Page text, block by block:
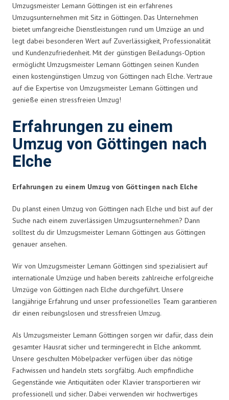
Umzugsmeister Lemann Göttingen ist ein erfahrenes
Umzugsunternehmen mit Sitz in Göttingen. Das Unternehmen
bietet umfangreiche Dienstleistungen rund um Umzüge an und
legt dabei besonderen Wert auf Zuverlässigkeit, Professionalität
und Kundenzufriedenheit. Mit der günstigen Beiladungs-Option
ermöglicht Umzugsmeister Lemann Göttingen seinen Kunden
einen kostengünstigen Umzug von Göttingen nach Elche. Vertraue
auf die Expertise von Umzugsmeister Lemann Göttingen und
genieße einen stressfreien Umzug!
Erfahrungen zu einem
Umzug von Göttingen nach
Elche
Erfahrungen zu einem Umzug von Göttingen nach Elche
Du planst einen Umzug von Göttingen nach Elche und bist auf der
Suche nach einem zuverlässigen Umzugsunternehmen? Dann
solltest du dir Umzugsmeister Lemann Göttingen aus Göttingen
genauer ansehen.
Wir von Umzugsmeister Lemann Göttingen sind spezialisiert auf
internationale Umzüge und haben bereits zahlreiche erfolgreiche
Umzüge von Göttingen nach Elche durchgeführt. Unsere
langjährige Erfahrung und unser professionelles Team garantieren
dir einen reibungslosen und stressfreien Umzug.
Als Umzugsmeister Lemann Göttingen sorgen wir dafür, dass dein
gesamter Hausrat sicher und termingerecht in Elche ankommt.
Unsere geschulten Möbelpacker verfügen über das nötige
Fachwissen und handeln stets sorgfältig. Auch empfindliche
Gegenstände wie Antiquitäten oder Klavier transportieren wir
professionell und sicher. Dabei verwenden wir hochwertiges